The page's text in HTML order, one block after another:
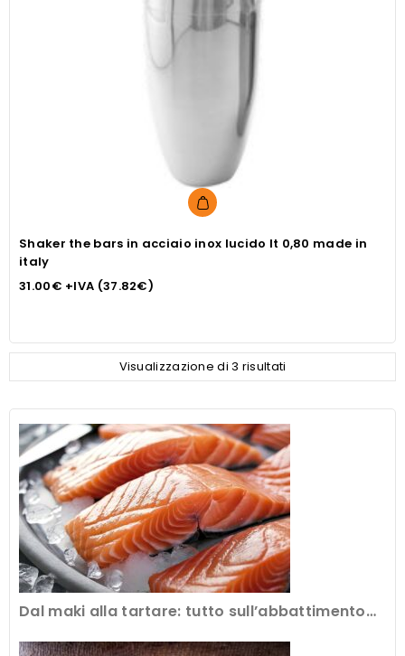
Shaker the bars in acciaio inox lucido lt 0,80 made in
italy
31.00€ +IVA (37.82€)
Visualizzazione di 3 risultati
Dal maki alla tartare: tutto sull’abbattimento